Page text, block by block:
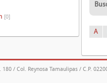
A
[0]
180 / Col. Reynosa Tamaulipas / C.P.